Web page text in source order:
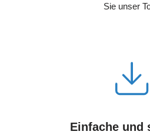
Sie unser
Einfache und